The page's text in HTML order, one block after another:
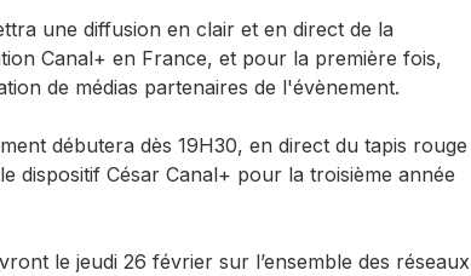
une diffusion en clair et en direct de la
Canal+ en France, et pour la première fois,
de médias partenaires de l'évènement.
débutera dès 19H30, en direct du tapis rouge
dispositif César Canal+ pour la troisième année
le jeudi 26 février sur l’ensemble des réseaux